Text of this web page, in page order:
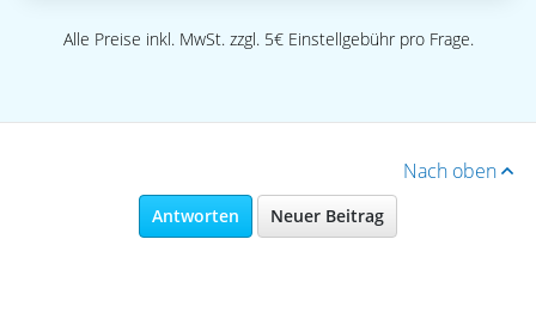
Alle Preise inkl. MwSt. zzgl. 5€ Einstellgebühr pro Frage.
Nach oben
Antworten Neuer Beitrag